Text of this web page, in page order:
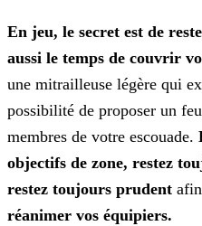
En jeu, le secret est de
aussi le temps de couvrir
une mitrailleuse légère qui
possibilité de proposer un
membres de votre escouade.
objectifs de zone, restez
restez toujours prudent
réanimer vos équipiers.